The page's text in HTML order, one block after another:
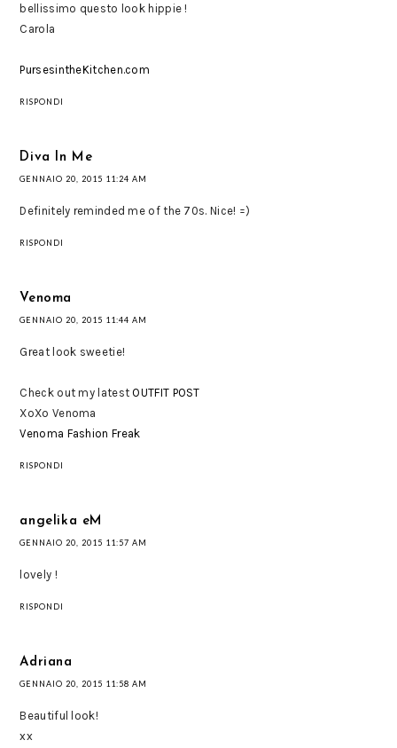
bellissimo questo look hippie !
Carola
PursesintheKitchen.com
RISPONDI
Diva In Me
GENNAIO 20, 2015 11:24 AM
Definitely reminded me of the 70s. Nice! =)
RISPONDI
Venoma
GENNAIO 20, 2015 11:44 AM
Great look sweetie!
Check out my latest OUTFIT POST
XoXo Venoma
Venoma Fashion Freak
RISPONDI
angelika eM
GENNAIO 20, 2015 11:57 AM
lovely !
RISPONDI
Adriana
GENNAIO 20, 2015 11:58 AM
Beautiful look!
xx